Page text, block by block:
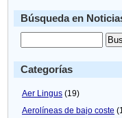
Búsqueda en
Categorías
Aer Lingus (19)
Aerolíneas de bajo coste